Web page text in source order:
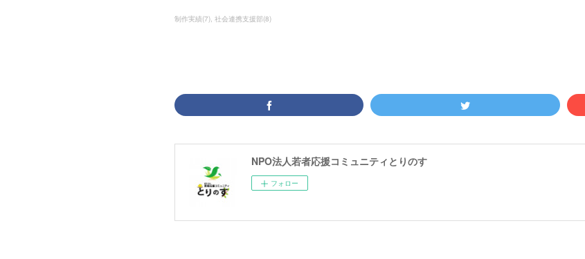
制作実績(7) 社会連携支援部(8)
NPO法人若者応援コミュニティとりのす
フォロー